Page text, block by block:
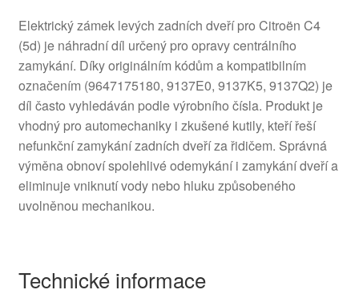
Elektrický zámek levých zadních dveří pro Citroën C4
(5d) je náhradní díl určený pro opravy centrálního
zamykání. Díky originálním kódům a kompatibilním
označením (9647175180, 9137E0, 9137K5, 9137Q2) je
díl často vyhledáván podle výrobního čísla. Produkt je
vhodný pro automechaniky i zkušené kutily, kteří řeší
nefunkční zamykání zadních dveří za řidičem. Správná
výměna obnoví spolehlivé odemykání i zamykání dveří a
eliminuje vniknutí vody nebo hluku způsobeného
uvolněnou mechanikou.
Technické informace